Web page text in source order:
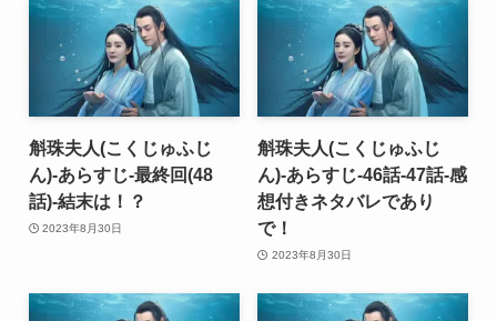
斛珠夫人(こくじゅふじ
ん)-あらすじ-最終回(48
話)-結末は！？
2023年8月30日
斛珠夫人(こくじゅふじ
ん)-あらすじ-46話-47話-感
想付きネタバレであり
で！
2023年8月30日